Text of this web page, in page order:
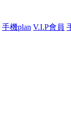
手機plan V.I.P會員